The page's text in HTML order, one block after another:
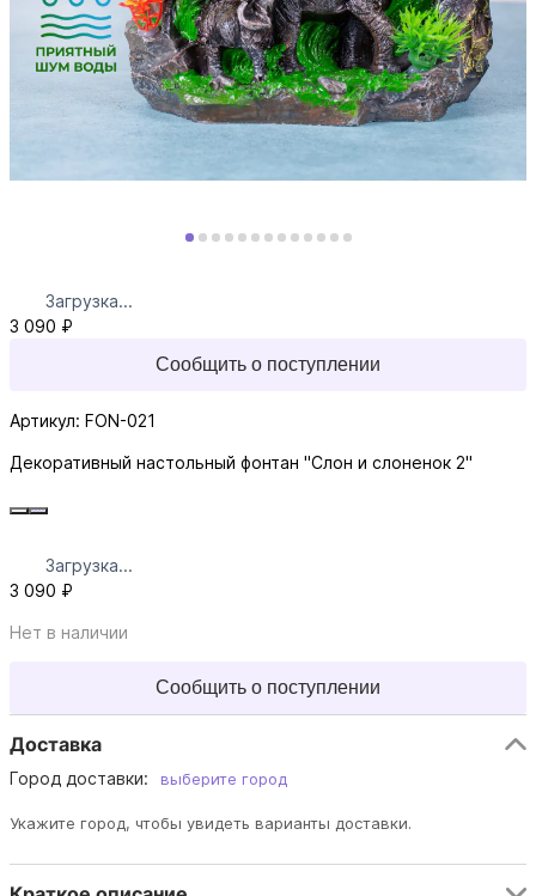
Загрузка...
3 090 ₽
Сообщить о поступлении
Артикул: FON-021
Декоративный настольный фонтан "Слон и слоненок 2"
Загрузка...
3 090 ₽
Нет в наличии
Сообщить о поступлении
Доставка
Город доставки: выберите город
Укажите город, чтобы увидеть варианты доставки.